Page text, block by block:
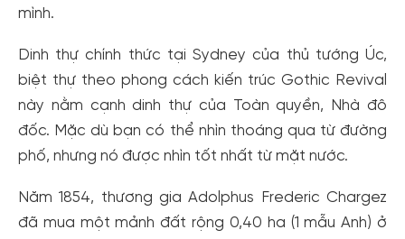
mình.
Dinh thự chính thức tại Sydney của thủ tướng Úc,
biệt thự theo phong cách kiến trúc Gothic Revival
này nằm cạnh dinh thự của Toàn quyền, Nhà đô
đốc. Mặc dù bạn có thể nhìn thoáng qua từ đường
phố, nhưng nó được nhìn tốt nhất từ mặt nước.
Năm 1854, thương gia Adolphus Frederic Chargez
đã mua một mảnh đất rộng 0,40 ha (1 mẫu Anh) ở